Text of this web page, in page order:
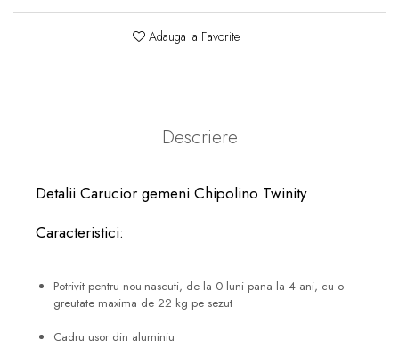
Adauga la Favorite
Descriere
Detalii Carucior gemeni Chipolino Twinity
Caracteristici:
Potrivit pentru nou-nascuti, de la 0 luni pana la 4 ani, cu o
greutate maxima de 22 kg pe sezut
Cadru usor din aluminiu